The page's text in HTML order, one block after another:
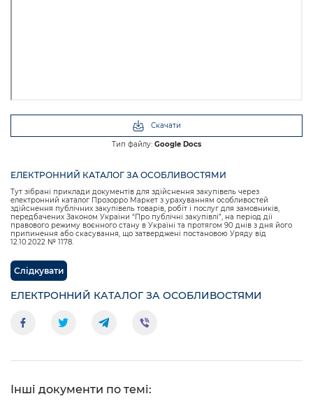
Скачати
Тип файлу: Google Docs
ЕЛЕКТРОННИЙ КАТАЛОГ ЗА ОСОБЛИВОСТЯМИ
Тут зібрані приклади документів для здійснення закупівель через
електронний каталог Прозорро Маркет з урахуванням особливостей
здійснення публічних закупівель товарів, робіт і послуг для замовників,
передбачених Законом України “Про публічні закупівлі”, на період дії
правового режиму воєнного стану в Україні та протягом 90 днів з дня його
припинення або скасування, що затверджені постановою Уряду від
12.10.2022 № 1178.
Слідкувати
ЕЛЕКТРОННИЙ КАТАЛОГ ЗА ОСОБЛИВОСТЯМИ
Інші документи по темі: